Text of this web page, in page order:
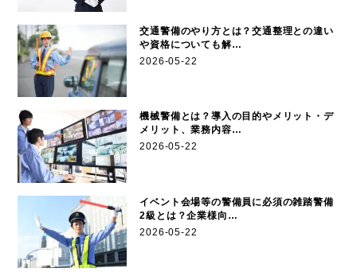
交通警備のやり方とは？交通整理との違い
や資格についても解…
2026-05-22
機械警備とは？導入の目的やメリット・デ
メリット、業務内容…
2026-05-22
イベント会場等の警備員に必須の雑踏警備
2級とは？企業様向…
2026-05-22